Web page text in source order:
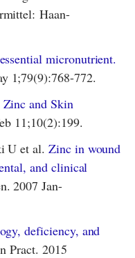
Haan-
micronutrient.
1;79(9):768-772.
Zinc and Skin
11;10(2):199.
U et al.Zinc in wound
and clinical
2007 Jan-
deficiency, and
Pract. 2015